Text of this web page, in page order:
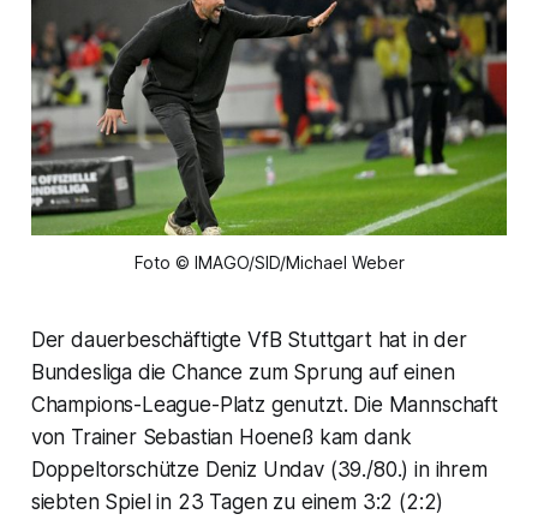
Foto © IMAGO/SID/Michael Weber
Der dauerbeschäftigte VfB Stuttgart hat in der
Bundesliga die Chance zum Sprung auf einen
Champions-League-Platz genutzt. Die Mannschaft
von Trainer Sebastian Hoeneß kam dank
Doppeltorschütze Deniz Undav (39./80.) in ihrem
siebten Spiel in 23 Tagen zu einem 3:2 (2:2)